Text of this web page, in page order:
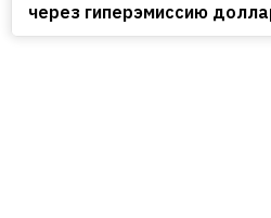
через гиперэмиссию